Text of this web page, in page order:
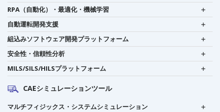
RPA（自動化）・最適化・機械学習
自動運転開発支援
組込みソフトウェア開発プラットフォーム
安全性・信頼性分析
MILS/SILS/HILSプラットフォーム
CAEシミュレーションツール
マルチフィジックス・システムシミュレーション